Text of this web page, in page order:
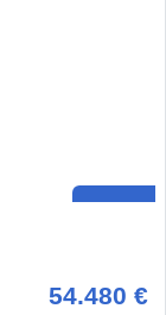
54.480 €